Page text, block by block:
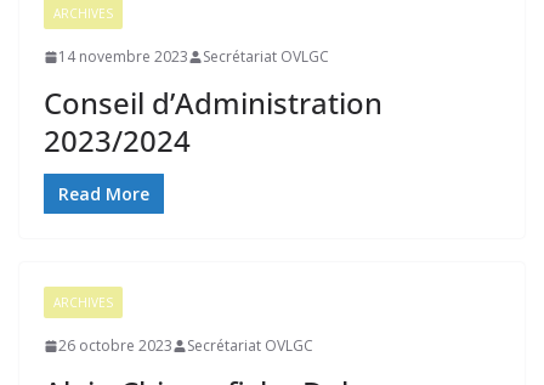
ARCHIVES
14 novembre 2023 Secrétariat OVLGC
Conseil d’Administration
2023/2024
Read More
ARCHIVES
26 octobre 2023 Secrétariat OVLGC